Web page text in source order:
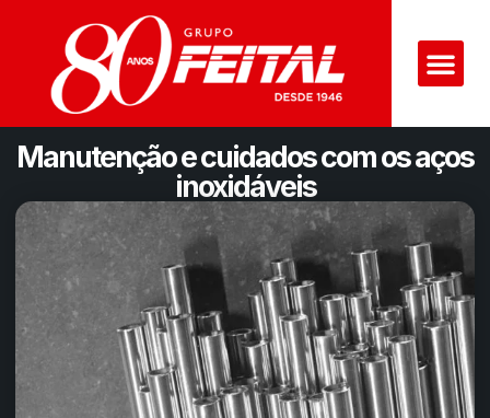
Manutenção e cuidados com os aços
inoxidáveis